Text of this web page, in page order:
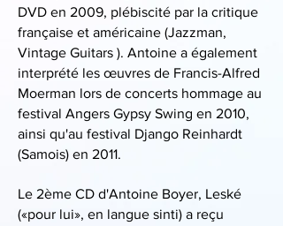
DVD en 2009, plébiscité par la critique
française et américaine (Jazzman,
Vintage Guitars ). Antoine a également
interprété les œuvres de Francis-Alfred
Moerman lors de concerts hommage au
festival Angers Gypsy Swing en 2010,
ainsi qu'au festival Django Reinhardt
(Samois) en 2011.
Le 2ème CD d'Antoine Boyer, Leské
(«pour lui», en langue sinti) a reçu